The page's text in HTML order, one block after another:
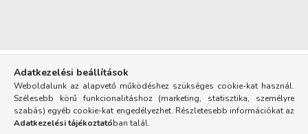
Adatkezelési beállítások
Weboldalunk az alapvető működéshez szükséges cookie-kat használ.
Szélesebb körű funkcionalitáshoz (marketing, statisztika, személyre
szabás) egyéb cookie-kat engedélyezhet. Részletesebb információkat az
Adatkezelési tájékoztatóban talál.